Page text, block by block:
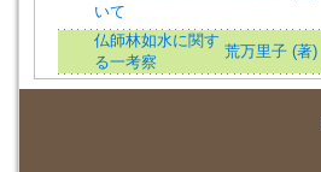
いて
仏師林如水に関す
る一考察
荒万里子 (著)